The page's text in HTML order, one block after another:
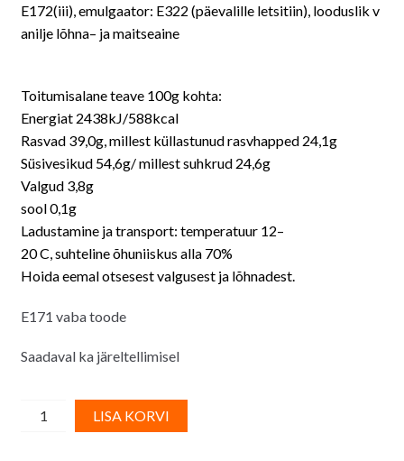
E172(iii),emulgaator: E322 (päevalille letsitiin), looduslik v
anilje lõhna– jamaitseaine
Toitumisalaneteave 100g kohta:
Energiat 2438kJ/588kcal
Rasvad 39,0g,millest küllastunudrasvhapped 24,1g
Süsivesikud 54,6g/millestsuhkrud 24,6g
Valgud 3,8g
sool0,1g
Ladustamine jatransport: temperatuur 12–
20C,suhtelineõhuniiskus alla 70%
Hoidaeemalotsesestvalgusest ja lõhnadest.
E171 vaba toode
Saadaval ka järeltellimisel
Kuldsed
LISA KORVI